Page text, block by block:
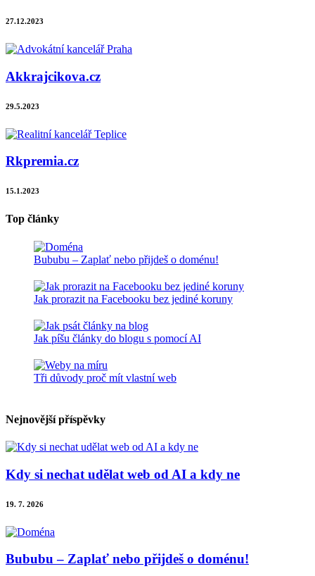
27.12.2023
Akkrajcikova.cz
29.5.2023
Rkpremia.cz
15.1.2023
Top články
Bububu – Zaplať nebo přijdeš o doménu!
Jak prorazit na Facebooku bez jediné koruny
Jak píšu články do blogu s pomocí AI
Tři důvody proč mít vlastní web
Nejnovější příspěvky
Kdy si nechat udělat web od AI a kdy ne
19. 7. 2026
Bububu – Zaplať nebo přijdeš o doménu!